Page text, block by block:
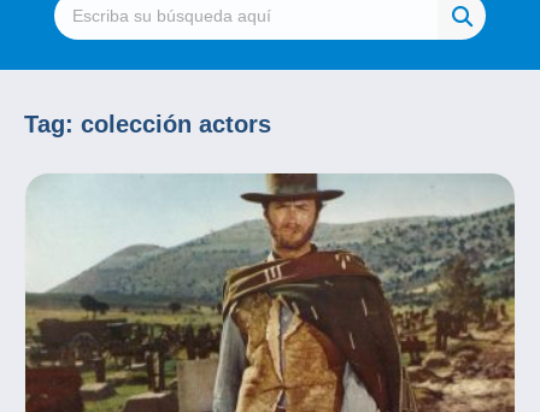
Tag: colección actors